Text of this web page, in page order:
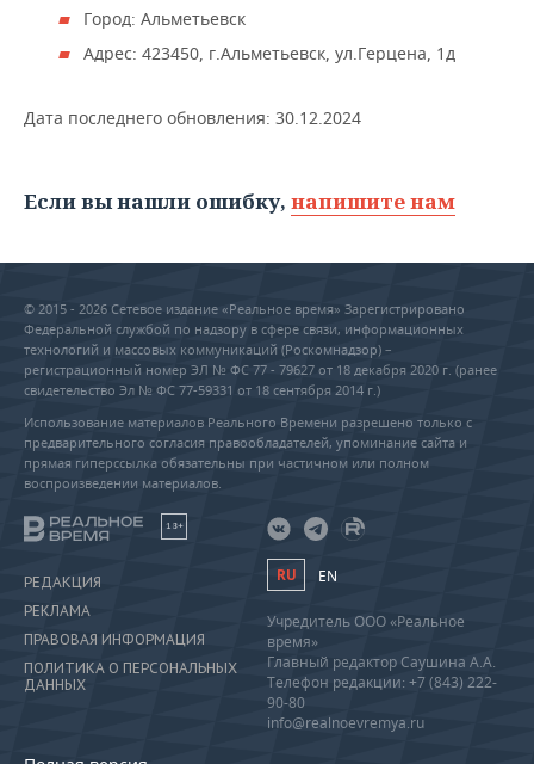
Город: Альметьевск
Адрес: 423450, г.Альметьевск, ул.Герцена, 1д
Дата последнего обновления: 30.12.2024
Если вы нашли ошибку, напишите нам
© 2015 - 2026 Сетевое издание «Реальное время» Зарегистрировано
Федеральной службой по надзору в сфере связи, информационных
технологий и массовых коммуникаций (Роскомнадзор) –
регистрационный номер ЭЛ № ФС 77 - 79627 от 18 декабря 2020 г. (ранее
свидетельство Эл № ФС 77-59331 от 18 сентября 2014 г.)
Использование материалов Реального Времени разрешено только с
предварительного согласия правообладателей, упоминание сайта и
прямая гиперссылка обязательны при частичном или полном
воспроизведении материалов.
18+
РЕДАКЦИЯ
РЕКЛАМА
ПРАВОВАЯ ИНФОРМАЦИЯ
ПОЛИТИКА О ПЕРСОНАЛЬНЫХ
ДАННЫХ
RU EN
Учредитель ООО «Реальное
время»
Главный редактор Саушина А.А.
Телефон редакции: +7 (843) 222-
90-80
info@realnoevremya.ru